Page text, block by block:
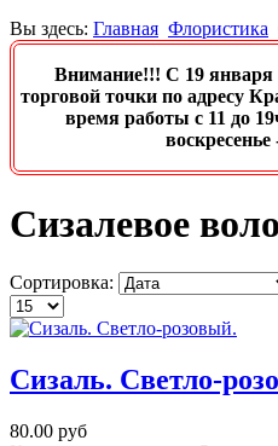
Вы здесь: Главная Флористика
Внимание!!! C 19
торговой точки по адресу
время работы с 11 до
Сизалевое
Сортировка:
Сизаль. Светло-
80.00 руб